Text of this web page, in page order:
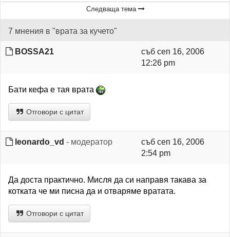
Следваща тема
7 мнения в "врата за кучето"
BOSSA21
съб сеп 16, 2006
12:26 pm
Бати кефа е тая врата
Отговори с цитат
leonardo_vd - модератор
съб сеп 16, 2006
2:54 pm
Да доста практично. Мисля да си направя такава за
котката че ми писна да и отваряме вратата.
Отговори с цитат